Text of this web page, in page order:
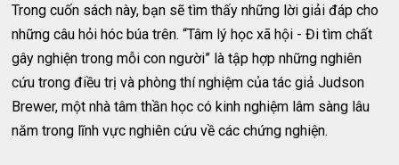
Trong cuốn sách này, bạn sẽ tìm thấy những lời giải đáp cho
những câu hỏi hóc búa trên. “Tâm lý học xã hội - Đi tìm chất
gây nghiện trong mỗi con người” là tập hợp những nghiên
cứu trong điều trị và phòng thí nghiệm của tác giả Judson
Brewer, một nhà tâm thần học có kinh nghiệm lâm sàng lâu
năm trong lĩnh vực nghiên cứu về các chứng nghiện.